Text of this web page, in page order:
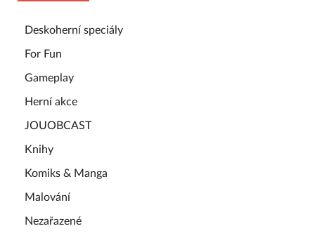
Deskoherní speciály
For Fun
Gameplay
Herní akce
JOUOBCAST
Knihy
Komiks & Manga
Malování
Nezařazené